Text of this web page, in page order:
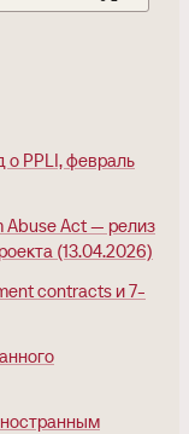
PPLI, февраль
Abuse Act — релиз
(13.04.2026)
contracts и 7-